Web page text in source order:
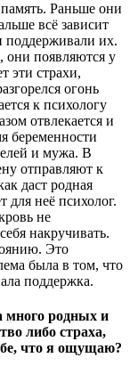
Раньше они
всё зависит
поддерживали их.
они появляются у
эти страхи,
огонь
к психологу
отвлекается и
беременности
и мужа. В
отправляют к
даст родная
для неё психолог.
не
накручивать.
Это
была в том, что
поддержка.
много родных и
либо страха,
что я ощущаю?